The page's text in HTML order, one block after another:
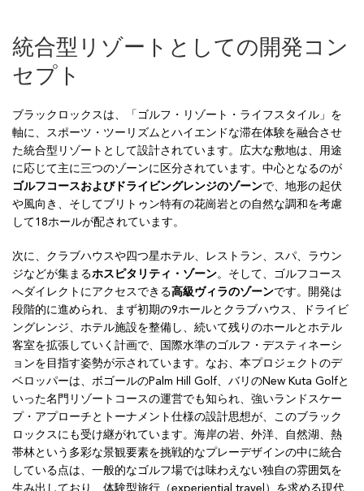
統合型リゾートとしての開発コン
セプト
ブラックロックスは、「ゴルフ・リゾート・ライフスタイル」を
軸に、スポーツ・ツーリズムとハイエンドな滞在体験を融合させ
た統合型リゾートとして設計されています。広大な敷地は、用途
に応じて主に三つのゾーンに区分されています。中心となるのが
ゴルフコースおよびドライビングレンジのゾーンで、地形の起伏
や風向き、そしてブリトゥン特有の花崗岩との自然な調和を考慮
して18ホールが配されています。
次に、クラブハウスや四つ星ホテル、レストラン、スパ、ラウン
ジなどが集まるホスピタリティ・ゾーン。そして、ゴルフコース
へダイレクトにアクセスできる高級ヴィラのゾーンです。開発は
段階的に進められ、まず初期の9ホールとクラブハウス、ドライビ
ングレンジ、ホテル施設を整備し、続いて残りのホールとホテル
客室を拡張していく計画で、国際水準のゴルフ・デスティネーシ
ョンを目指す姿勢が示されています。なお、本プロジェクトのデ
ベロッパーは、ボゴールのPalm Hill Golf、バリのNew Kuta Golfと
いった名門リゾートコースの運営でも知られ、強いランドスケー
プ・アプローチとトーナメント仕様の設計思想が、このブラック
ロックスにも受け継がれています。海岸の岩、外洋、自然湖、熱
帯林という多彩な景観要素を挑戦的なプレーデザインの中に統合
している点は、一般的なゴルフ場では味わえない独自の雰囲気を
生み出しており、体験型旅行（experiential travel）を求める現代